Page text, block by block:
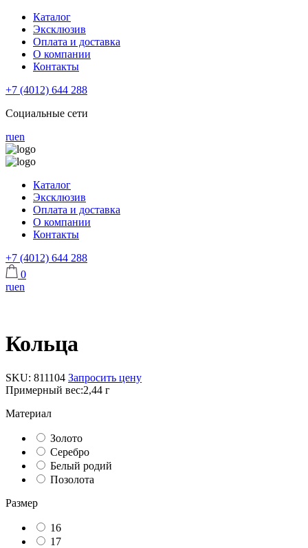
Каталог
Эксклюзив
Оплата и доставка
О компании
Контакты
+7 (4012) 644 288
Социальные сети
ruen
Каталог
Эксклюзив
Оплата и доставка
О компании
Контакты
+7 (4012) 644 288
0
ruen
Кольца
SKU: 811104 Запросить цену
Примерный вес:2,44 г
Материал
Золото
Серебро
Белый родий
Позолота
Размер
16
17